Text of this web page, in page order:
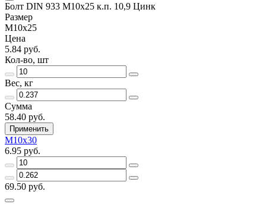
Болт DIN 933 М10х25 к.п. 10,9 Цинк
Размер
М10х25
Цена
5.84 руб.
Кол-во, шт
Вес, кг
Сумма
58.40 руб.
Применить
М10х30
6.95 руб.
69.50 руб.